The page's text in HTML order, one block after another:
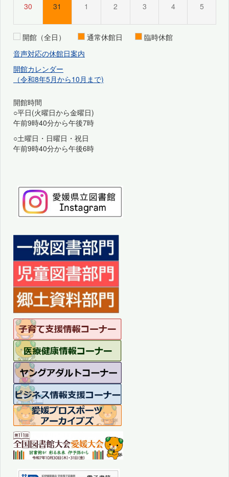
30 31 1 2 3 4 5
開館（全日） 通常休館日
臨時休館
音声対応の休館日案内
開館カレンダー
（令和8年5月から10月まで)
開館時間
○平日(火曜日から金曜日)
午前9時40分から午後7時
○土曜日・日曜日・祝日
午前9時40分から午後6時